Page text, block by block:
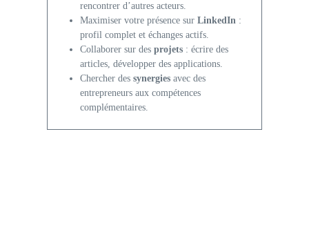
rencontrer d’autres acteurs.
Maximiser votre présence sur LinkedIn :
profil complet et échanges actifs.
Collaborer sur des projets : écrire des
articles, développer des applications.
Chercher des synergies avec des
entrepreneurs aux compétences
complémentaires.